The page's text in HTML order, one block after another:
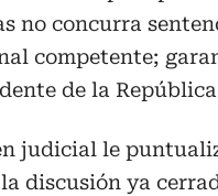
no concurra
competente;
de la
judicial le
discusión ya